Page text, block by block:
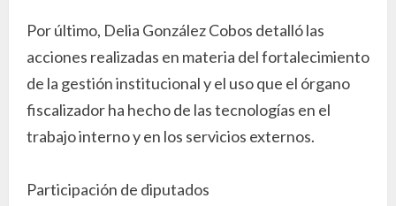
Por último, Delia González Cobos detalló las
acciones realizadas en materia del fortalecimiento
de la gestión institucional y el uso que el órgano
fiscalizador ha hecho de las tecnologías en el
trabajo interno y en los servicios externos.
Participación de diputados